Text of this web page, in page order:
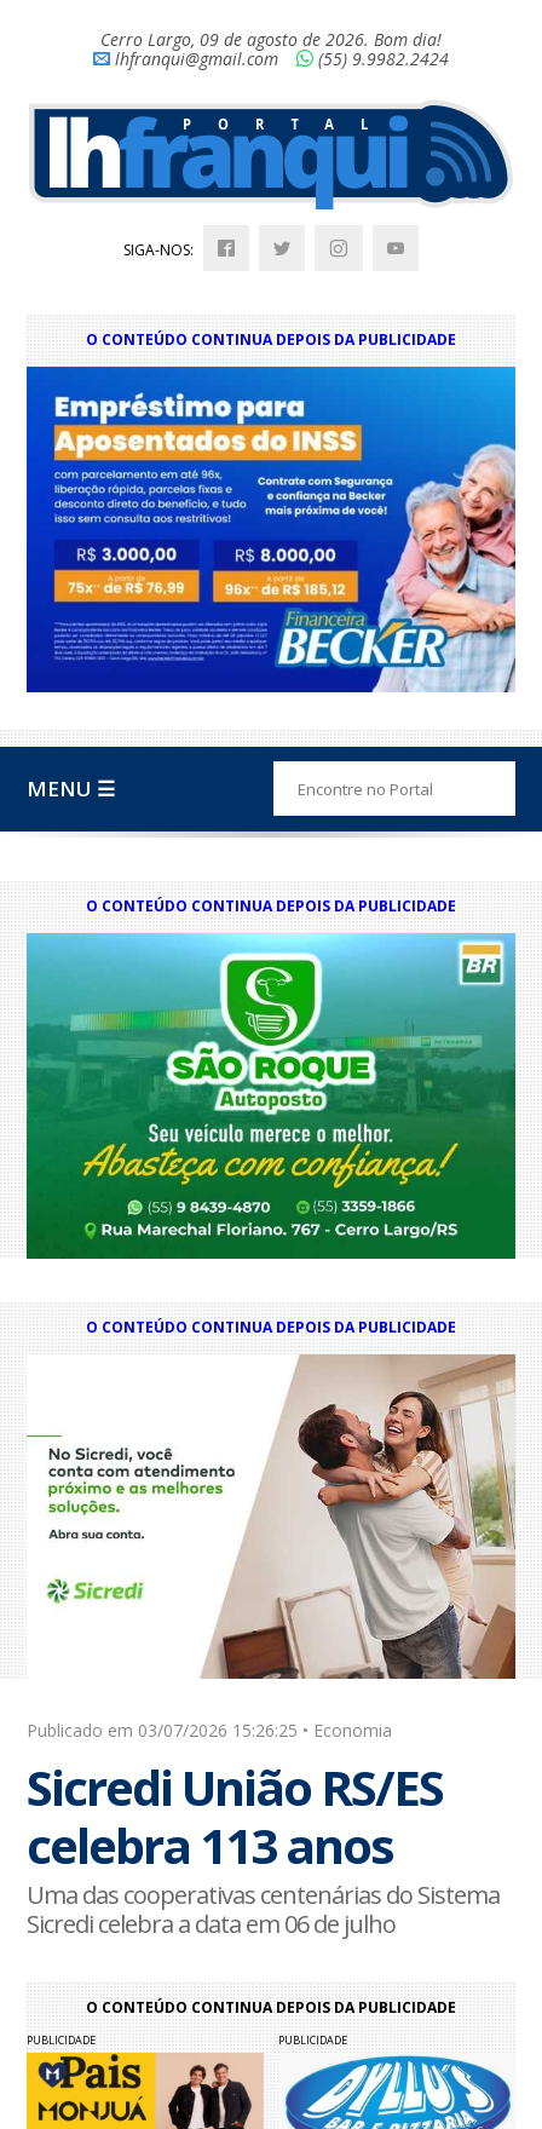
Cerro Largo, 09 de agosto de 2026. Bom dia!
lhfranqui@gmail.com
(55) 9.9982.2424
SIGA-NOS:
O CONTEÚDO CONTINUA DEPOIS DA PUBLICIDADE
MENU ☰
O CONTEÚDO CONTINUA DEPOIS DA PUBLICIDADE
O CONTEÚDO CONTINUA DEPOIS DA PUBLICIDADE
Publicado em 03/07/2026 15:26:25 • Economia
Sicredi União RS/ES
celebra 113 anos
Uma das cooperativas centenárias do Sistema
Sicredi celebra a data em 06 de julho
O CONTEÚDO CONTINUA DEPOIS DA PUBLICIDADE
PUBLICIDADE PUBLICIDADE